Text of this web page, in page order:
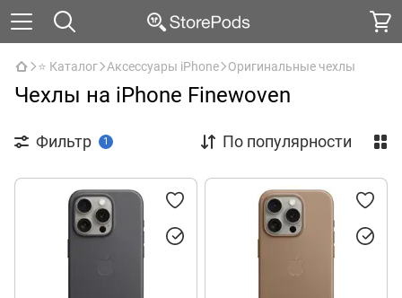
⭐ Каталог Аксессуары iPhone Оригинальные чехлы
Чехлы на iPhone Finewoven
Фильтр 1 По популярности